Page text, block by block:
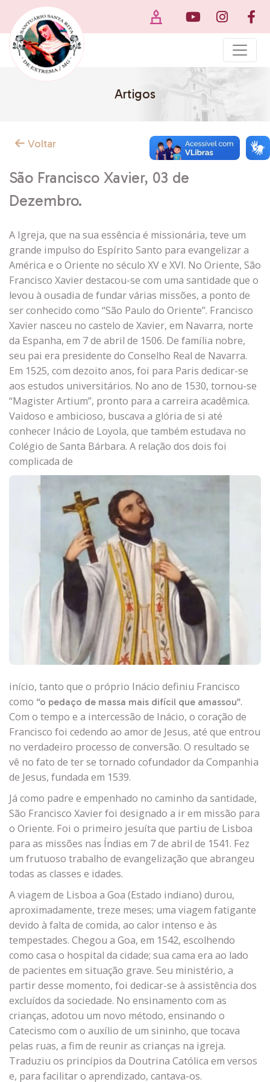
Artigos
Voltar
São Francisco Xavier, 03 de
Dezembro.
A Igreja, que na sua essência é missionária, teve um
grande impulso do Espírito Santo para evangelizar a
América e o Oriente no século XV e XVI. No Oriente, São
Francisco Xavier destacou-se com uma santidade que o
levou à ousadia de fundar várias missões, a ponto de
ser conhecido como “São Paulo do Oriente”. Francisco
Xavier nasceu no castelo de Xavier, em Navarra, norte
da Espanha, em 7 de abril de 1506. De família nobre,
seu pai era presidente do Conselho Real de Navarra.
Em 1525, com dezoito anos, foi para Paris dedicar-se
aos estudos universitários. No ano de 1530, tornou-se
“Magister Artium”, pronto para a carreira acadêmica.
Vaidoso e ambicioso, buscava a glória de si até
conhecer Inácio de Loyola, que também estudava no
Colégio de Santa Bárbara. A relação dos dois foi
complicada de
início, tanto que o próprio Inácio definiu Francisco
como “o pedaço de massa mais difícil que amassou”.
Com o tempo e a intercessão de Inácio, o coração de
Francisco foi cedendo ao amor de Jesus, até que entrou
no verdadeiro processo de conversão. O resultado se
vê no fato de ter se tornado cofundador da Companhia
de Jesus, fundada em 1539.
Já como padre e empenhado no caminho da santidade,
São Francisco Xavier foi designado a ir em missão para
o Oriente. Foi o primeiro jesuíta que partiu de Lisboa
para as missões nas Índias em 7 de abril de 1541. Fez
um frutuoso trabalho de evangelização que abrangeu
todas as classes e idades.
A viagem de Lisboa a Goa (Estado indiano) durou,
aproximadamente, treze meses; uma viagem fatigante
devido à falta de comida, ao calor intenso e às
tempestades. Chegou a Goa, em 1542, escolhendo
como casa o hospital da cidade; sua cama era ao lado
de pacientes em situação grave. Seu ministério, a
partir desse momento, foi dedicar-se à assistência dos
excluídos da sociedade. No ensinamento com as
crianças, adotou um novo método, ensinando o
Catecismo com o auxílio de um sininho, que tocava
pelas ruas, a fim de reunir as crianças na igreja.
Traduziu os princípios da Doutrina Católica em versos
e, para facilitar o aprendizado, cantava-os.